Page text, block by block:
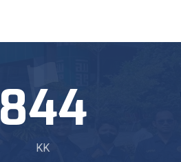
844
KK